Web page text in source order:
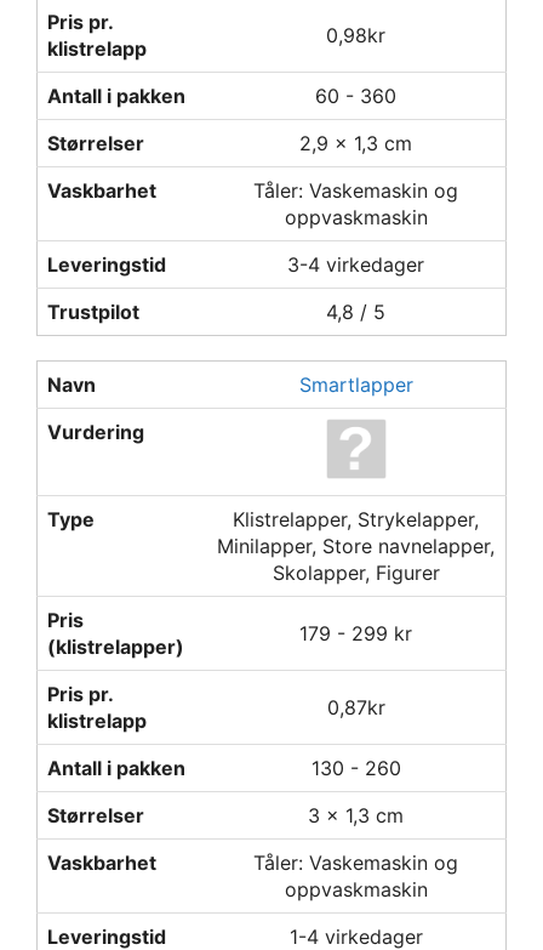
Pris pr.
klistrelapp
0,98kr
Antall i pakken
60 - 360
Størrelser
2,9 x 1,3 cm
Vaskbarhet
Tåler: Vaskemaskin og
oppvaskmaskin
Leveringstid
3-4 virkedager
Trustpilot
4,8 / 5
Navn
Smartlapper
Vurdering
Type
Klistrelapper, Strykelapper,
Minilapper, Store navnelapper,
Skolapper, Figurer
Pris
(klistrelapper)
179 - 299 kr
Pris pr.
klistrelapp
0,87kr
Antall i pakken
130 - 260
Størrelser
3 x 1,3 cm
Vaskbarhet
Tåler: Vaskemaskin og
oppvaskmaskin
Leveringstid
1-4 virkedager